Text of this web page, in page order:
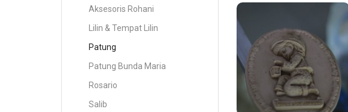
Aksesoris Rohani
Lilin & Tempat Lilin
Patung
Patung Bunda Maria
Rosario
Salib